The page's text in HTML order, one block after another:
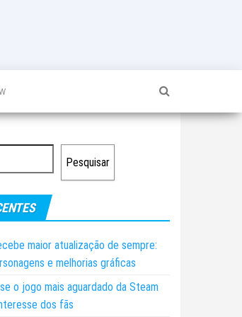
Pesquisar
maior atualização de sempre:
e melhorias gráficas
o jogo mais aguardado da Steam
dos fãs